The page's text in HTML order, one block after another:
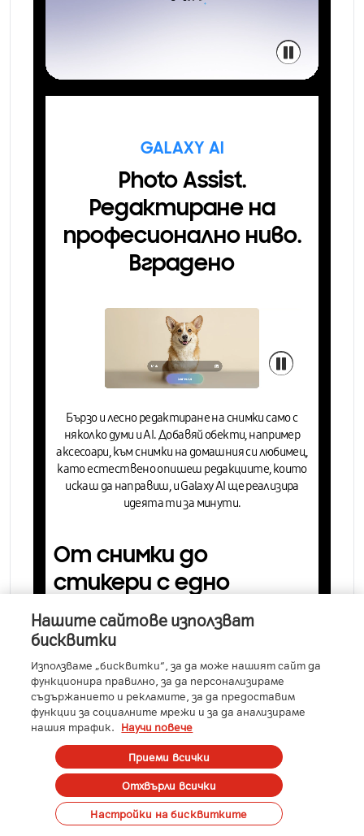
Поръчай
Photo Assist.
Редактиране на
професионално ниво.
Вградено
GALAXY AI
Бързо илесно редактиране на снимкисамо с
няколко думи и AI. Добавяй обекти, например
аксесоари, към снимки на домашния си любимец,
като естествено опишеш редакциите, които
искаш да направиш, и Galaxy AI ще реализира
идеята ти за минути.
От снимки до
стикери с едно
докосване
ОтвориCreative Studio
място засъздаване на комплекти стикери.
Смесвай скици или снимки с текст, който
отговаря на въображението ти. С просто
текстово описание или груба скица, Galaxy AI
създава творенията. След това добави
комплекта към клавиатурата си или го сподели
с приятелите си.
Нашите сайтове използват
бисквитки
Използваме „бисквитки“, за да може нашият сайт да
функционира правилно, за да персонализираме
съдържанието и рекламите, за да предоставим
функции за социалните мрежи и за да анализираме
нашия трафик. Научи повече
Настройки на бисквитките
Отхвърли всички
Приеми всички